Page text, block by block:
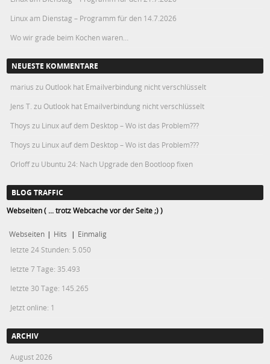
Linux am Dienstag – Programm für den 14.7.2026
Wo wir grade beim Kochen waren…
NEUESTE KOMMENTARE
marius zu Outlook hat Emailverbindung nicht verschlüsselt
Jens T. zu Outlook hat Emailverbindung nicht verschlüsselt
Thoys zu Linux auf dem Desktop – Wo ist das Problem???
Thoys zu Linux auf dem Desktop – Wo ist das Problem???
Orloffzu Ubuntu 24: Nach Upgrade den Bootloop fixen
BLOG TRAFFIC
Webseiten ( ... trotz Webcache vor der Seite ;) )
Webseiten | Hits | Einmalig
letzte 24 Stunden: 5.050
letzte 7 Tage: 35.493
letzte 30 Tage: 145.265
Jetzt online: 1
ARCHIV
August 2026